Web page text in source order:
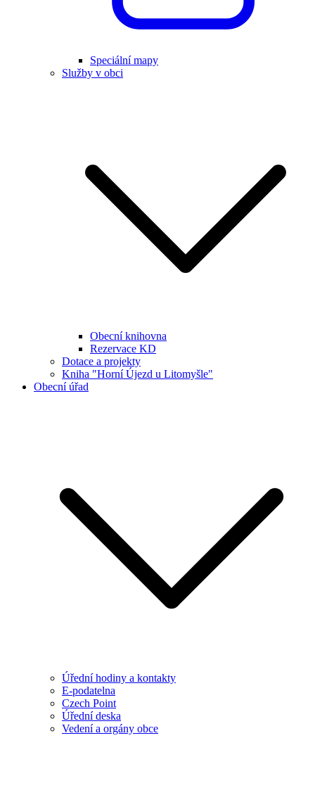
Speciální mapy
Služby v obci
Obecní knihovna
Rezervace KD
Dotace a projekty
Kniha "Horní Újezd u Litomyšle"
Obecní úřad
Úřední hodiny a kontakty
E-podatelna
Czech Point
Úřední deska
Vedení a orgány obce